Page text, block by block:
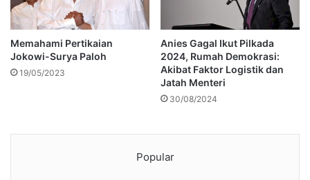
Memahami Pertikaian
Jokowi-Surya Paloh
19/05/2023
Anies Gagal Ikut Pilkada
2024, Rumah Demokrasi:
Akibat Faktor Logistik dan
Jatah Menteri
30/08/2024
Popular